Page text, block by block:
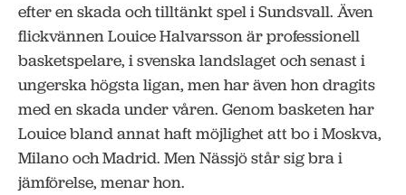
efter en skada och tilltänkt spel i Sundsvall. Även
flickvännen Louice Halvarsson är professionell
basketspelare, i svenska landslaget och senast i
ungerska högsta ligan, men har även hon dragits
med en skada under våren. Genom basketen har
Louice bland annat haft möjlighet att bo i Moskva,
Milano och Madrid. Men Nässjö står sig bra i
jämförelse, menar hon.